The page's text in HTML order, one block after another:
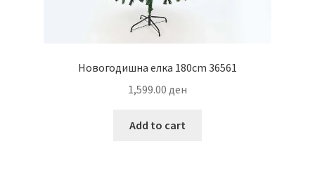
Новогодишна елка 180cm 36561
1,599.00 ден
Add to cart